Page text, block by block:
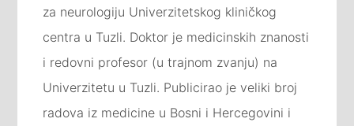
za neurologiju Univerzitetskog kliničkog
centra u Tuzli. Doktor je medicinskih znanosti
i redovni profesor (u trajnom zvanju) na
Univerzitetu u Tuzli. Publicirao je veliki broj
radova iz medicine u Bosni i Hercegovini i